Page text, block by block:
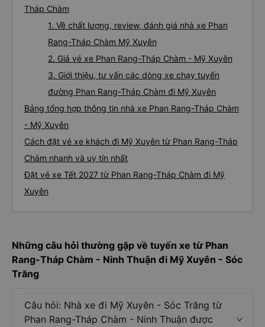
Tháp Chàm
1. Về chất lượng, review, đánh giá nhà xe Phan
Rang-Tháp Chàm Mỹ Xuyên
2. Giá vé xe Phan Rang-Tháp Chàm - Mỹ Xuyên
3. Giới thiệu, tư vấn các dòng xe chạy tuyến
đường Phan Rang-Tháp Chàm đi Mỹ Xuyên
Bảng tổng hợp thông tin nhà xe Phan Rang-Tháp Chàm
- Mỹ Xuyên
Cách đặt vé xe khách đi Mỹ Xuyên từ Phan Rang-Tháp
Chàm nhanh và uy tín nhất
Đặt vé xe Tết 2027 từ Phan Rang-Tháp Chàm đi Mỹ
Xuyên
Những câu hỏi thường gặp về tuyến xe từ Phan
Rang-Tháp Chàm - Ninh Thuận đi Mỹ Xuyên - Sóc
Trăng
Câu hỏi: Nhà xe đi Mỹ Xuyên - Sóc Trăng từ
Phan Rang-Tháp Chàm - Ninh Thuận được